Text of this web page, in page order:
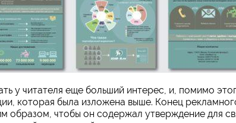
у читателя еще больший интерес, и, помимо
которая была изложена выше. Конец
образом, чтобы он содержал утверждение для